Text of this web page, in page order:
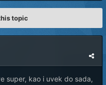
topic
super, kao i uvek do sada,